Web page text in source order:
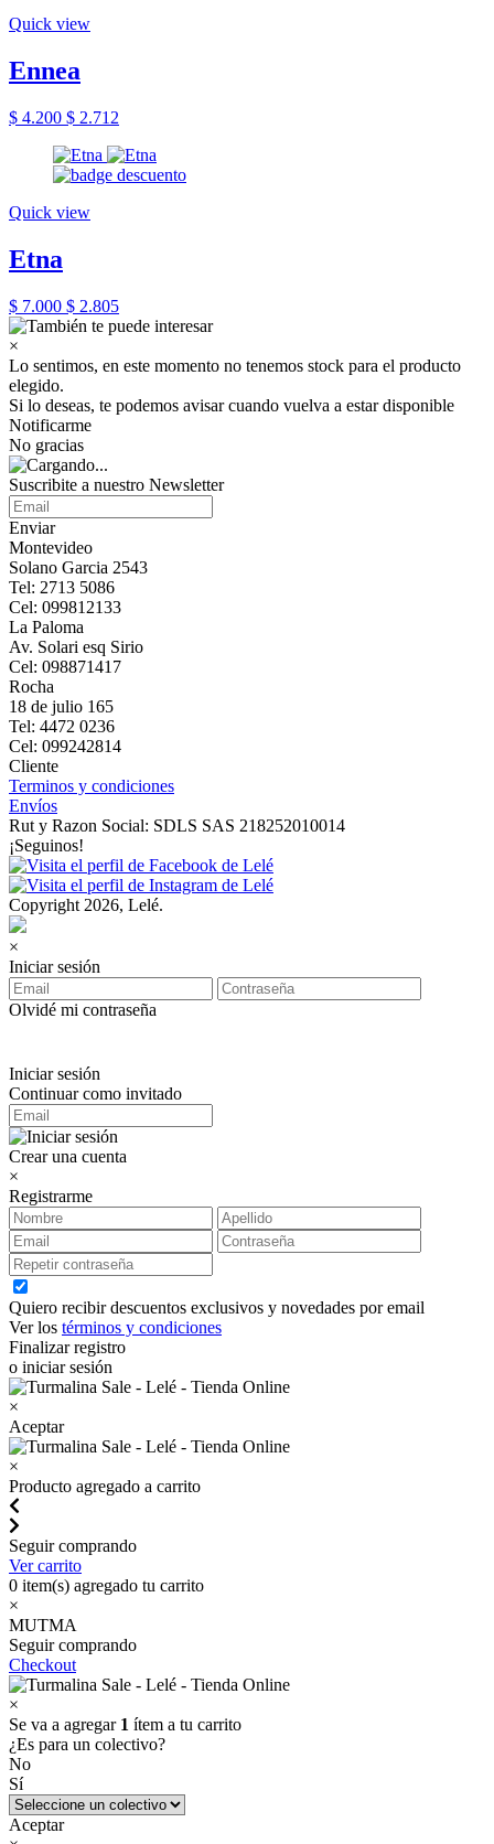
Quick view
Ennea
$ 4.200 $ 2.712
Quick view
Etna
$ 7.000 $ 2.805
×
Lo sentimos, en este momento no tenemos stock para el producto
elegido.
Si lo deseas, te podemos avisar cuando vuelva a estar disponible
Notificarme
No gracias
Suscribite a nuestro Newsletter
Enviar
Montevideo
Solano Garcia 2543
Tel: 2713 5086
Cel: 099812133
La Paloma
Av. Solari esq Sirio
Cel: 098871417
Rocha
18 de julio 165
Tel: 4472 0236
Cel: 099242814
Cliente
Terminos y condiciones
Envíos
Rut y Razon Social: SDLS SAS 218252010014
¡Seguinos!
Copyright 2026, Lelé.
×
Iniciar sesión
Olvidé mi contraseña
Iniciar sesión
Continuar como invitado
Crear una cuenta
×
Registrarme
Quiero recibir descuentos exclusivos y novedades por email
Ver los términos y condiciones
Finalizar registro
o iniciar sesión
×
Aceptar
×
Producto agregado a carrito
Seguir comprando
Ver carrito
0 item(s) agregado tu carrito
×
MUTMA
Seguir comprando
Checkout
×
Se va a agregar 1 ítem a tu carrito
¿Es para un colectivo?
No
Sí
Aceptar